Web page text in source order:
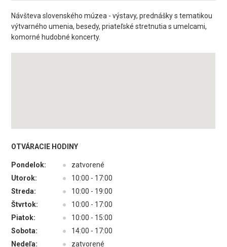
Návšteva slovenského múzea - výstavy, prednášky s tematikou
výtvarného umenia, besedy, priateľské stretnutia s umelcami,
komorné hudobné koncerty.
OTVÁRACIE HODINY
Pondelok: ●
zatvorené
Utorok:
●
10:00 - 17:00
Streda:
●
10:00 - 19:00
Štvrtok:
●
10:00 - 17:00
Piatok:
●
10:00 - 15:00
Sobota:
●
14:00 - 17:00
Nedeľa:
● zatvorené